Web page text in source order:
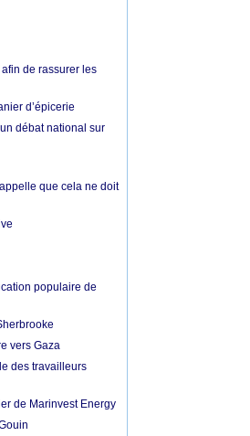
de rassurer les
d’épicerie
débat national sur
que cela ne doit
populaire de
vers Gaza
des travailleurs
de Marinvest Energy